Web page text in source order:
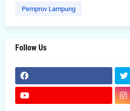
Pemprov Lampung
Follow Us